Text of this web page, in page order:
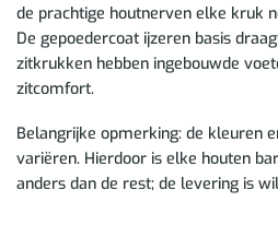
de prachtige houtnerven elke kruk
De gepoedercoat ijzeren basis
zitkrukken hebben ingebouwde
zitcomfort.
Belangrijke opmerking: de kleuren
variëren. Hierdoor is elke houten
anders dan de rest; de levering is